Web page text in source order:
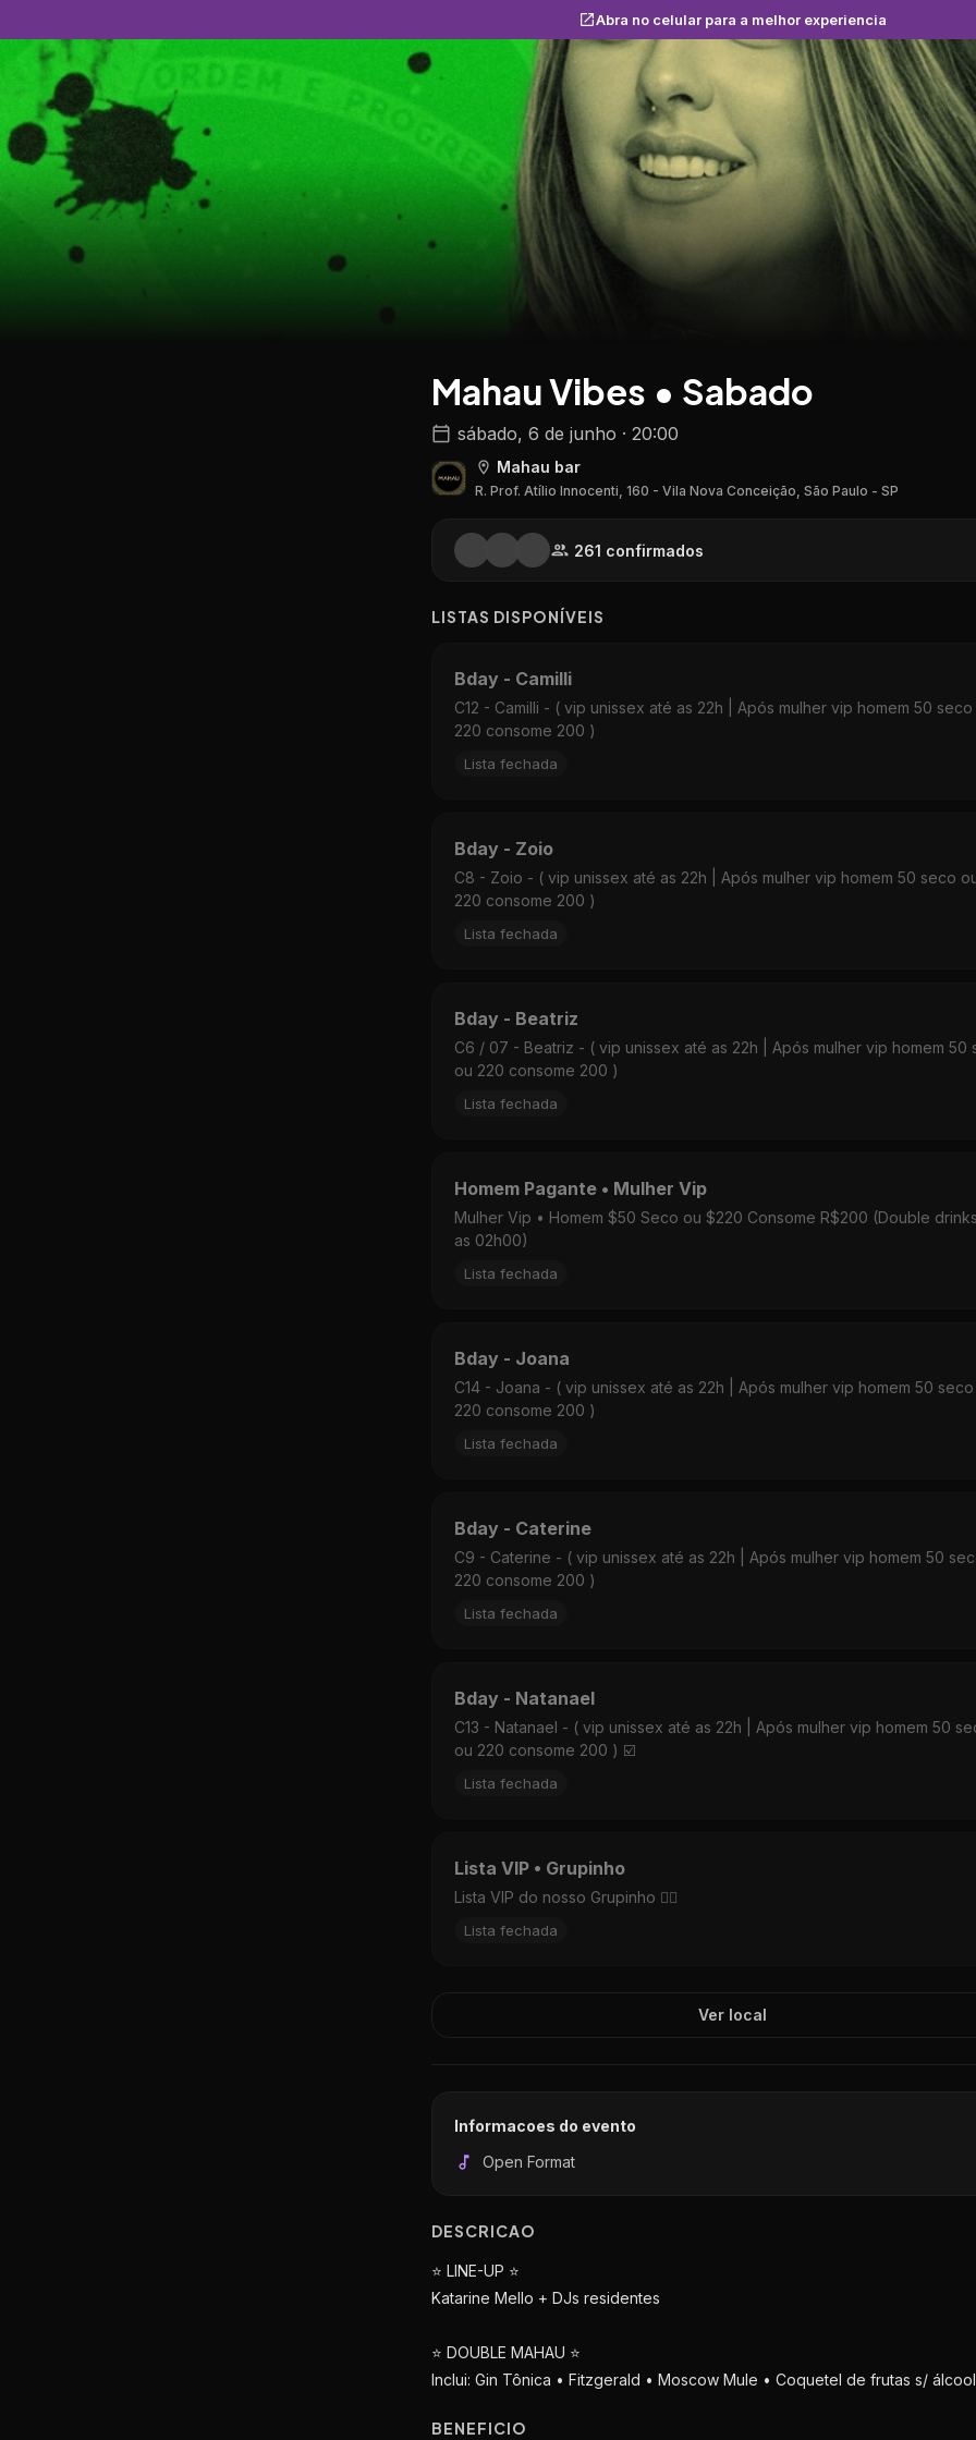
Abra no celular para a melhor experiencia
Mahau Vibes • Sabado
sábado, 6 de junho · 20:00
Mahau bar
R. Prof. Atílio Innocenti, 160 - Vila Nova Conceição, São Paulo - SP
261 confirmados
LISTAS DISPONÍVEIS
Bday - Camilli
C12 - Camilli - ( vip unissex até as 22h | Após mulher vip homem 50
220 consome 200 )
Lista fechada
Bday - Zoio
C8 - Zoio - ( vip unissex até as 22h | Após mulher vip homem 50 seco
220 consome 200 )
Lista fechada
Bday - Beatriz
C6 / 07 - Beatriz - ( vip unissex até as 22h | Após mulher vip homem 50
ou 220 consome 200 )
Lista fechada
Homem Pagante • Mulher Vip
Mulher Vip • Homem $50 Seco ou $220 Consome R$200 (Double
as 02h00)
Lista fechada
Bday - Joana
C14 - Joana - ( vip unissex até as 22h | Após mulher vip homem 50
220 consome 200 )
Lista fechada
Bday - Caterine
C9 - Caterine - ( vip unissex até as 22h | Após mulher vip homem 50
220 consome 200 )
Lista fechada
Bday - Natanael
C13 - Natanael - ( vip unissex até as 22h | Após mulher vip homem 50
ou 220 consome 200 ) ☑️
Lista fechada
Lista VIP • Grupinho
Lista VIP do nosso Grupinho ❤️‍🔥
Lista fechada
Ver local
Informacoes do evento
Open Format
DESCRICAO
⭐️ LINE-UP ⭐️
Katarine Mello + DJs residentes
⭐️ DOUBLE MAHAU ⭐️
Inclui: Gin Tônica • Fitzgerald • Moscow Mule • Coquetel de frutas s/ álcool
BENEFICIO